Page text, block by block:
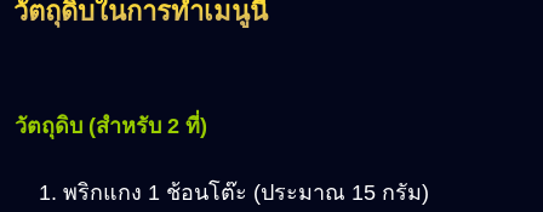
วัตถุดิบในการทำเมนูนี้
วัตถุดิบ (สำหรับ 2 ที่)
พริกแกง 1 ช้อนโต๊ะ (ประมาณ 15 กรัม)